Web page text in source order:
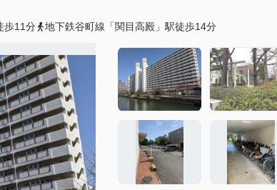
歩11分 地下鉄谷町線「関目高殿」駅徒歩14分